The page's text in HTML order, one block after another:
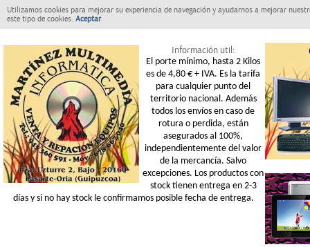
Utilizamos cookies para mejorar su experiencia de navegación y ayudarnos a mejorar
este tipo de cookies. Aceptar
Información util:
El porte mínimo, hasta 2 Kilos
es de 4,80 € + IVA. Es la tarifa
para cualquier punto del
territorio nacional. Además
todos los envíos en caso de
rotura o perdida, están
asegurados al 100%,
independientemente del valor
de la mercancía. Salvo
excepciones. Los productos con
stock tienen entrega en 2-3
días y si no hay stock le confirmamos posible fecha de entrega.